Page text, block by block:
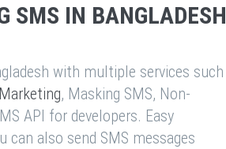
SMS IN BANGLADESH
with multiple services such
, Masking SMS, Non-
API for developers. Easy
also send SMS messages